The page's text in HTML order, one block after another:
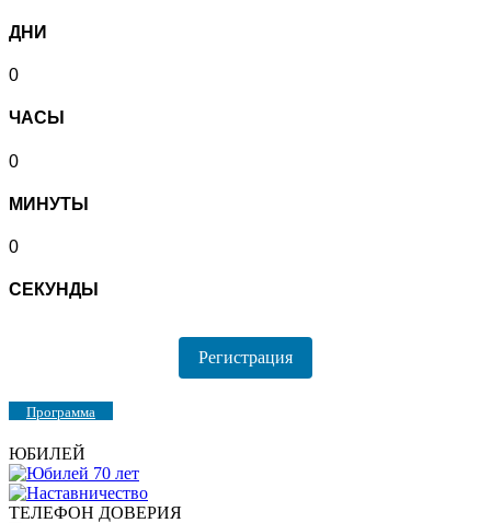
ДНИ
0
ЧАСЫ
0
МИНУТЫ
0
СЕКУНДЫ
Регистрация
Программа
ЮБИЛЕЙ
ТЕЛЕФОН ДОВЕРИЯ